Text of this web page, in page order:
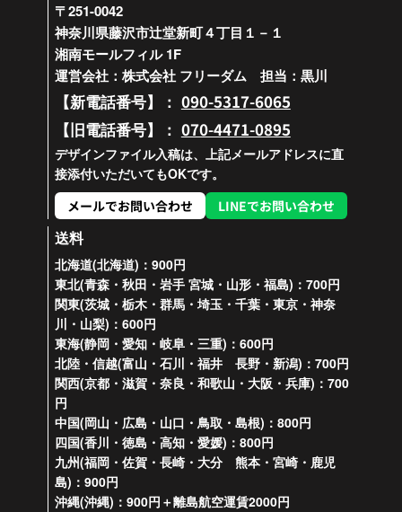
〒251-0042
神奈川県藤沢市辻堂新町４丁目１－１
湘南モールフィル 1F
運営会社：株式会社 フリーダム 担当：黒川
【新電話番号】： 090-5317-6065
【旧電話番号】： 070-4471-0895
デザインファイル入稿は、上記メールアドレスに直
接添付いただいてもOKです。
メールでお問い合わせ
LINEでお問い合わせ
送料
北海道(北海道)：900円
東北(青森・秋田・岩手 宮城・山形・福島)：700円
関東(茨城・栃木・群馬・埼玉・千葉・東京・神奈
川・山梨)：600円
東海(静岡・愛知・岐阜・三重)：600円
北陸・信越(富山・石川・福井 長野・新潟)：700円
関西(京都・滋賀・奈良・和歌山・大阪・兵庫)：700
円
中国(岡山・広島・山口・鳥取・島根)：800円
四国(香川・徳島・高知・愛媛)：800円
九州(福岡・佐賀・長崎・大分 熊本・宮崎・鹿児
島)：900円
沖縄(沖縄)：900円＋離島航空運賃2000円